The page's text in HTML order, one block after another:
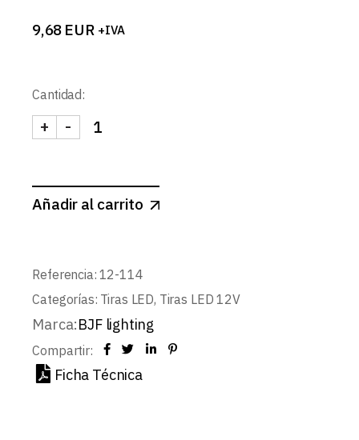
9,68 EUR +IVA
Cantidad:
TIRA 12V BASIC 14,4W/m 60LED/m SMD5050
-
+
Añadir al carrito
Referencia: 12-114
Categorías: Tiras LED, Tiras LED 12V
Marca:BJF lighting
Compartir:
Ficha Técnica